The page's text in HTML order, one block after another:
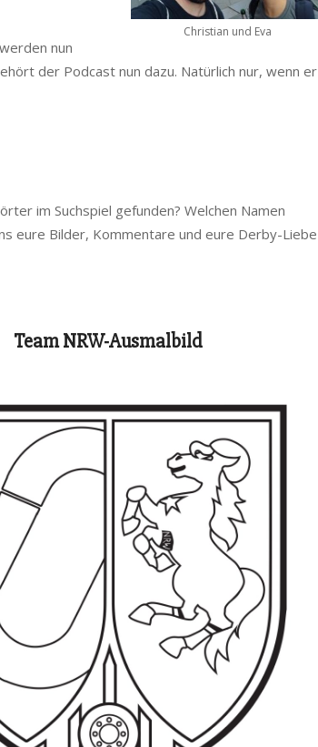
Christian und Eva
nun
der Podcast nun dazu. Natürlich nur, wenn er
im Suchspiel gefunden? Welchen Namen
eure Bilder, Kommentare und eure Derby-Liebe
Team NRW-Ausmalbild